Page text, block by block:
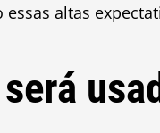
altas